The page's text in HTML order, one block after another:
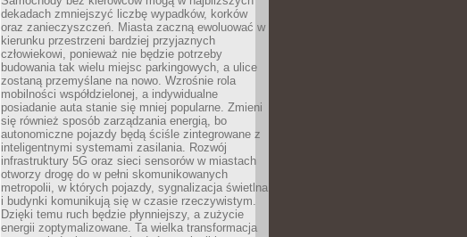
dekadach zmniejszyć liczbę wypadków, korków
oraz zanieczyszczeń. Miasta zaczną ewoluować w
kierunku przestrzeni bardziej przyjaznych
człowiekowi, ponieważ nie będzie potrzeby
budowania tak wielu miejsc parkingowych, a ulice
zostaną przemyślane na nowo. Wzrośnie rola
mobilności współdzielonej, a indywidualne
posiadanie auta stanie się mniej popularne. Zmieni
się również sposób zarządzania energią, bo
autonomiczne pojazdy będą ściśle zintegrowane z
inteligentnymi systemami zasilania. Rozwój
infrastruktury 5G oraz sieci sensorów w miastach
otworzy drogę do w pełni skomunikowanych
metropolii, w których pojazdy, sygnalizacja świetlna
i budynki komunikują się w czasie rzeczywistym.
Dzięki temu ruch będzie płynniejszy, a zużycie
energii zoptymalizowane. Ta wielka transformacja